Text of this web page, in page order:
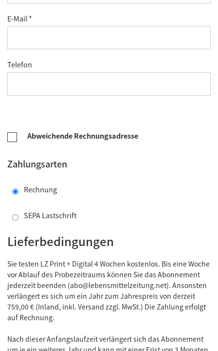
E-Mail *
Telefon
Abweichende Rechnungsadresse
Zahlungsarten
Rechnung
SEPA Lastschrift
Lieferbedingungen
Sie testen LZ Print + Digital 4 Wochen kostenlos. Bis eine Woche
vor Ablauf des Probezeitraums können Sie das Abonnement
jederzeit beenden (abo@lebensmittelzeitung.net). Ansonsten
verlängert es sich um ein Jahr zum Jahrespreis von derzeit
759,00 € (Inland, inkl. Versand zzgl. MwSt.) Die Zahlung erfolgt
auf Rechnung.
Nach dieser Anfangslaufzeit verlängert sich das Abonnement